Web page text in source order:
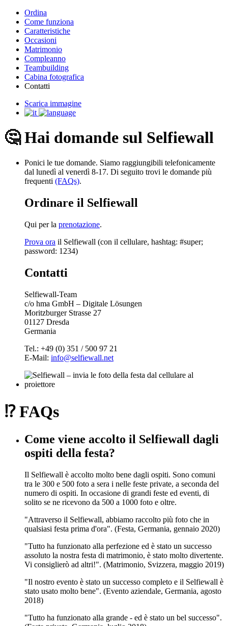
Ordina
Come funziona
Caratteristiche
Occasioni
Matrimonio
Compleanno
Teambuilding
Cabina fotografica
Contatti
Scarica immagine
🤔 Hai domande sul Selfiewall
Ponici le tue domande. Siamo raggiungibili telefonicamente
dal lunedì al venerdì 8-17. Di seguito trovi le domande più
frequenti (FAQs).
Ordinare il Selfiewall
Qui per la prenotazione.
Prova ora il Selfiewall (con il cellulare, hashtag: #super;
password: 1234)
Contatti
Selfiewall-Team
c/o hma GmbH – Digitale Lösungen
Moritzburger Strasse 27
01127 Dresda
Germania
Tel.: +49 (0) 351 / 500 97 21
E-Mail: info@selfiewall.net
⁉️ FAQs
Come viene accolto il Selfiewall dagli
ospiti della festa?
Il Selfiewall è accolto molto bene dagli ospiti. Sono comuni
tra le 300 e 500 foto a sera i nelle feste private, a seconda del
numero di ospiti. In occasione di grandi feste ed eventi, di
solito se ne ricevono da 500 a 1000 foto e oltre.
"Attraverso il Selfiewall, abbiamo raccolto più foto che in
qualsiasi festa prima d'ora". (Festa, Germania, gennaio 2020)
"Tutto ha funzionato alla perfezione ed è stato un successo
assoluto la nostra festa di matrimonio, è stato molto divertente.
Vi consiglierò ad altri!". (Matrimonio, Svizzera, maggio 2019)
"Il nostro evento è stato un successo completo e il Selfiewall è
stato usato molto bene". (Evento aziendale, Germania, agosto
2018)
"Tutto ha funzionato alla grande - ed è stato un bel successo".